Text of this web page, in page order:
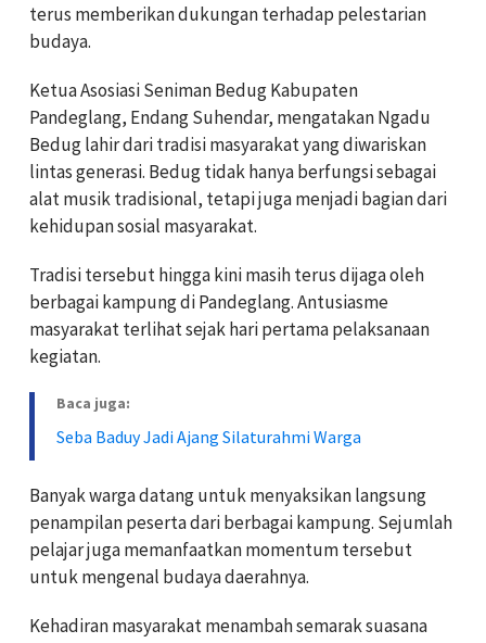
terus memberikan dukungan terhadap pelestarian
budaya.
Ketua Asosiasi Seniman Bedug Kabupaten
Pandeglang, Endang Suhendar, mengatakan Ngadu
Bedug lahir dari tradisi masyarakat yang diwariskan
lintas generasi. Bedug tidak hanya berfungsi sebagai
alat musik tradisional, tetapi juga menjadi bagian dari
kehidupan sosial masyarakat.
Tradisi tersebut hingga kini masih terus dijaga oleh
berbagai kampung di Pandeglang. Antusiasme
masyarakat terlihat sejak hari pertama pelaksanaan
kegiatan.
Baca juga:
Seba Baduy Jadi Ajang Silaturahmi Warga
Banyak warga datang untuk menyaksikan langsung
penampilan peserta dari berbagai kampung. Sejumlah
pelajar juga memanfaatkan momentum tersebut
untuk mengenal budaya daerahnya.
Kehadiran masyarakat menambah semarak suasana